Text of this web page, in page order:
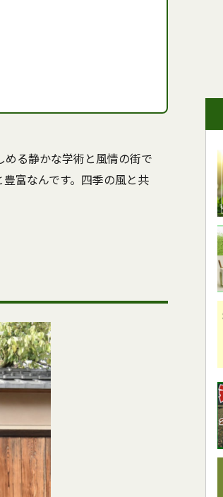
る静かな学術と風情の街で
富なんです。四季の風と共